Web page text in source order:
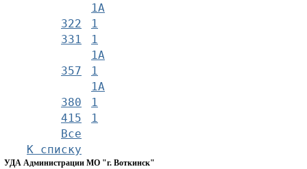
1А
322
1
331
1
1А
357
1
1А
380
1
415
1
Все
К списку
УДА Администрации МО "г. Воткинск"